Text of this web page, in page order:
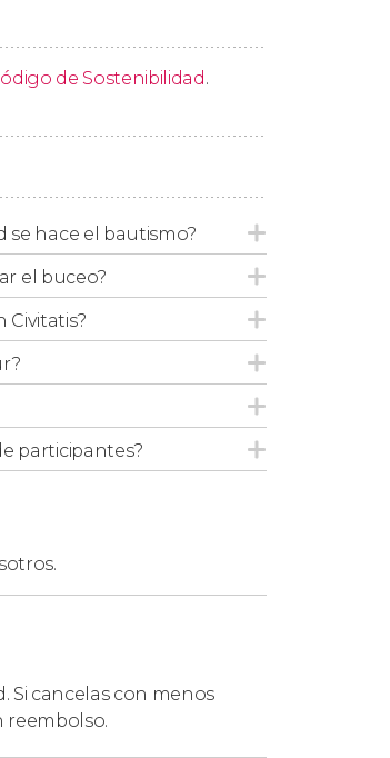
equipo de buceo después
de Sostenibilidad .
hace el bautismo?
el buceo?
Civitatis?
participantes?
Si cancelas con menos
reembolso.